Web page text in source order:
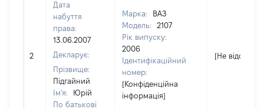
2
Дата
набуття
права:
13.06.2007
Декларує:
Прізвище:
Підгайний
Ім'я:
Юрій
По батькові
Марка:
ВАЗ
Модель:
2107
Рік випуску:
2006
Ідентифікаційний
номер:
[Конфіденційна
інформація]
[Не відомо]